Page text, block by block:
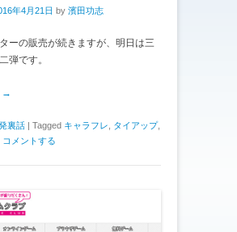
年4月21日 by 濱田功志
ーの販売が続きますが、明日は三
弾です。
→
裏話 Tagged キャラフレ タイアップ,
コメントする